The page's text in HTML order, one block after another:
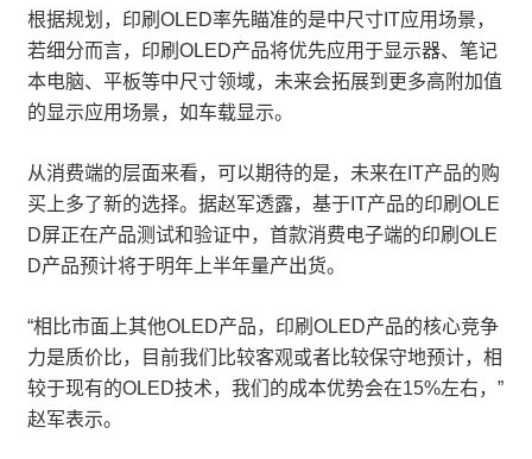
根据规划，印刷OLED率先瞄准的是中尺寸IT应用场景，
若细分而言，印刷OLED产品将优先应用于显示器、笔记
本电脑、平板等中尺寸领域，未来会拓展到更多高附加值
的显示应用场景，如车载显示。
从消费端的层面来看，可以期待的是，未来在IT产品的购
买上多了新的选择。据赵军透露，基于IT产品的印刷OLE
D屏正在产品测试和验证中，首款消费电子端的印刷OLE
D产品预计将于明年上半年量产出货。
“相比市面上其他OLED产品，印刷OLED产品的核心竞争
力是质价比，目前我们比较客观或者比较保守地预计，相
较于现有的OLED技术，我们的成本优势会在15%左右，”
赵军表示。